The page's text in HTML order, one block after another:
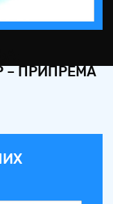
– ПРИПРЕМА